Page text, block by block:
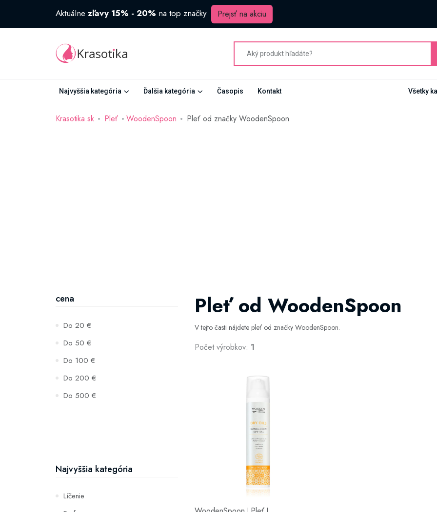
Aktuálne zľavy 15% - 20% na top značky Prejsť na akciu
Najvyššia kategória Ďalšia kategória Časopis Kontakt Všetky
Krasotika.sk Pleť WoodenSpoon Pleť od značky WoodenSpoon
cena
Do 20 €
Do 50 €
Do 100 €
Do 200 €
Do 500 €
Najvyššia kategória
Líčenie
Pleť od WoodenSpoon
V tejto časti nájdete pleť od značky WoodenSpoon.
Počet výrobkov: 1